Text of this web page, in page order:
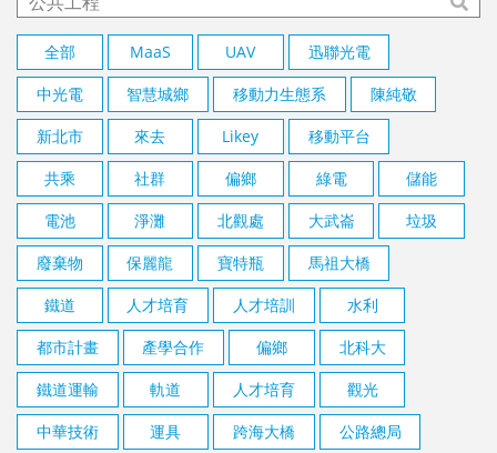
AI新知 從生成式AI到實體AI－日本鐵道落地驗證中
全部 MaaS UAV
迅聯光電
中光電
智慧城鄉 移動力生態系
陳純敬
新北市
來去 Likey
移動平台
共乘
社群 偏鄉 綠電
儲能
電池
淨灘 北觀處 大武崙
垃圾
廢棄物
保麗龍 寶特瓶
馬祖大橋
鐵道
人才培育 人才培訓
水利
都市計畫
產學合作 偏鄉
北科大
鐵道運輸
軌道 人才培育
觀光
中華技術
運具 跨海大橋
公路總局